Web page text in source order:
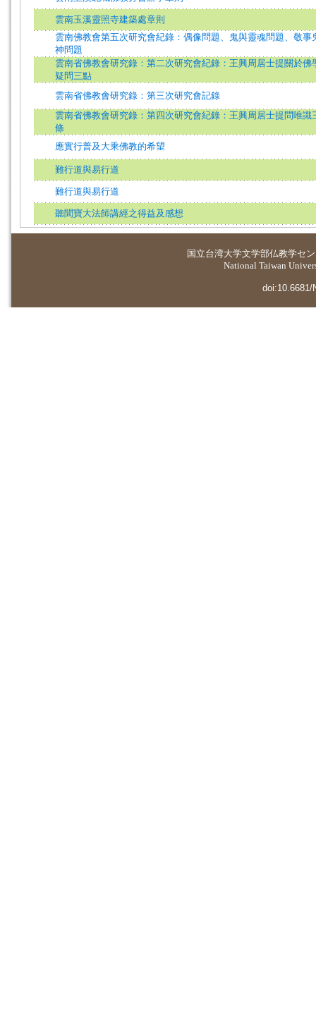
雲南玉溪靈照寺建築處章則
雲南佛教會第五次研究會紀錄：偶像問題、鬼與靈魂問題、敬事
神問題
雲南省佛教會研究錄：第二次研究會紀錄：王興周居士提關於佛
疑問三點
雲南省佛教會研究錄：第三次研究會記錄
雲南省佛教會研究錄：第四次研究會紀錄：王興周居士提問唯識
條
應實行普及大乘佛教的希望
難行道與易行道
難行道與易行道
聽聞寶大法師講經之得益及感想
国立台湾大学文学部仏教学セ
National Taiwan
doi:10.6681/